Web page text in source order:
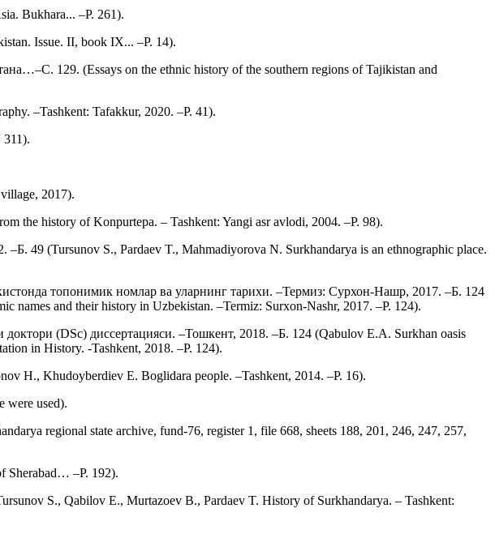
Bukhara... –P. 261).
Issue. II, book IX... –P. 14).
129. (Essays on the ethnic history of the southern regions of Tajikistan and
–Tashkent: Tafakkur, 2020. –P. 41).
311).
2017).
the history of Konpurtepa. – Tashkent: Yangi asr avlodi, 2004. –P. 98).
49 (Tursunov S., Pardaev T., Mahmadiyorova N. Surkhandarya is an ethnographic place.
топонимик номлар ва уларнинг тарихи. –Термиз: Сурхон-Нашр, 2017. –Б. 124
and their history in Uzbekistan. –Termiz: Surxon-Nashr, 2017. –P. 124).
(DSc) диссертацияси. –Тошкент, 2018. –Б. 124 (Qabulov E.A. Surkhan oasis
in History. -Tashkent, 2018. –P. 124).
H., Khudoyberdiev E. Boglidara people. –Tashkent, 2014. –P. 16).
were used).
regional state archive, fund-76, register 1, file 668, sheets 188, 201, 246, 247, 257,
Sherabad… –P. 192).
S., Qabilov E., Murtazoev B., Pardaev T. History of Surkhandarya. – Tashkent: